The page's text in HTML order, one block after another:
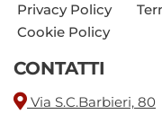
Privacy Policy
Cookie Policy
CONTATTI
Via S.C.Barbieri, 80